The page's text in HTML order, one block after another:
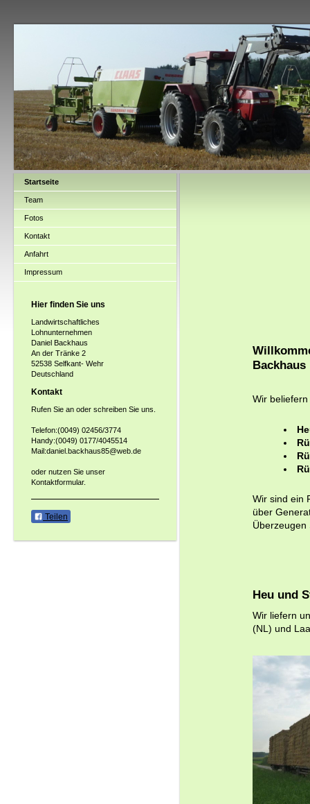
Startseite
Team
Fotos
Kontakt
Anfahrt
Impressum
Hier finden Sie uns
Landwirtschaftliches
Lohnunternehmen
Daniel Backhaus
An der Tränke 2
52538 Selfkant- Wehr
Deutschland
Kontakt
Rufen Sie an oder schreiben Sie uns.
Telefon:(0049) 02456/3774
Handy:(0049) 0177/4045514
Mail:daniel.backhaus85@web.de
oder nutzen Sie unser
Kontaktformular.
Teilen
Backhaus
Wir
Wir sind ein
über
Überzeugen
Heu und
Wir liefern
(NL) und